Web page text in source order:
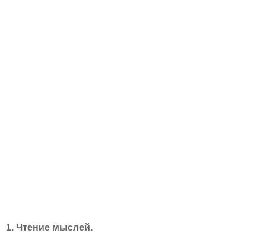
1. Чтение мыслей.